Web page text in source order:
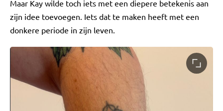
Maar Kay wilde toch iets met een diepere betekenis aan
zijn idee toevoegen. Iets dat te maken heeft met een
donkere periode in zijn leven.